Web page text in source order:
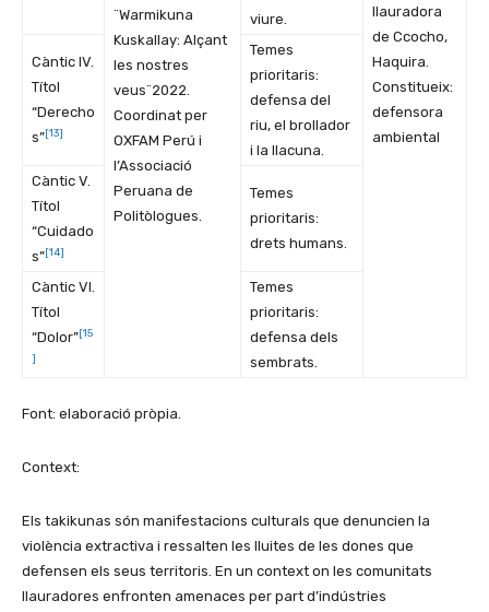
¨Warmikuna
Kuskallay: Alçant
les nostres
veus¨2022.
Coordinat per
OXFAM Perú i
l’Associació
Peruana de
Politòlogues.
viure.
llauradora
de Ccocho,
Haquira.
Constitueix:
defensora
ambiental
Càntic IV.
Títol
“Derecho
s”[13]
Temes
prioritaris:
defensa del
riu, el brollador
i la llacuna.
Càntic V.
Títol
“Cuidado
s”[14]
Temes
prioritaris:
drets humans.
Càntic VI.
Títol
“Dolor”[15
]
Temes
prioritaris:
defensa dels
sembrats.
Font: elaboració pròpia.
Context:
Els takikunas són manifestacions culturals que denuncien la
violència extractiva i ressalten les lluites de les dones que
defensen els seus territoris. En un context on les comunitats
llauradores enfronten amenaces per part d’indústries